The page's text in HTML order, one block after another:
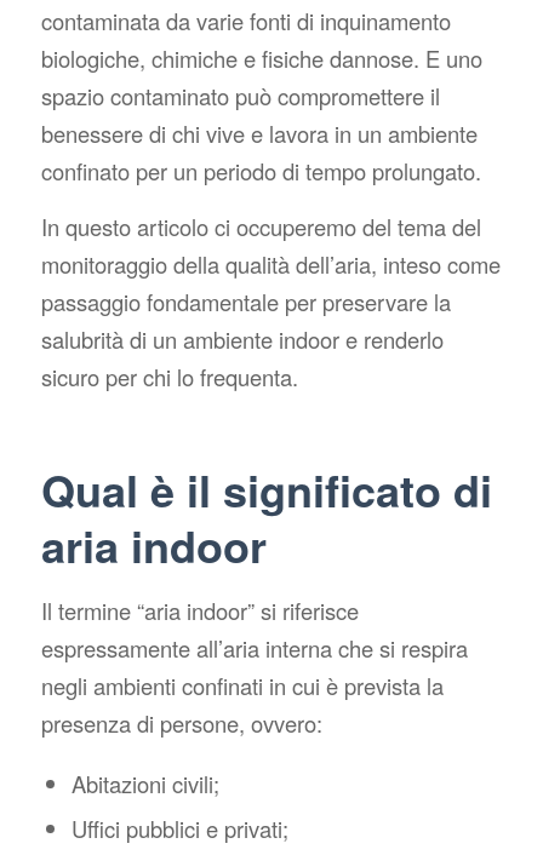
contaminata da varie fonti di inquinamento
biologiche, chimiche e fisiche dannose. E uno
spazio contaminato può compromettere il
benessere di chi vive e lavora in un ambiente
confinato per un periodo di tempo prolungato.
In questo articolo ci occuperemo del tema del
monitoraggio della qualità dell’aria, inteso come
passaggio fondamentale per preservare la
salubrità di un ambiente indoor e renderlo
sicuro per chi lo frequenta.
Qual è il significato di
aria indoor
Il termine “aria indoor” si riferisce
espressamente all’aria interna che si respira
negli ambienti confinati in cui è prevista la
presenza di persone, ovvero:
Abitazioni civili;
Uffici pubblici e privati;